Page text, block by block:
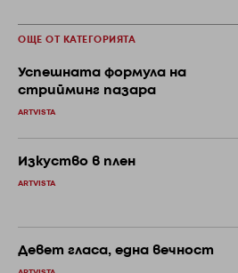
ОЩЕ ОТ КАТЕГОРИЯТА
Успешната формула на
стрийминг пазара
ARTVISTA
Изкуство в плен
ARTVISTA
Девет гласа, една вечност